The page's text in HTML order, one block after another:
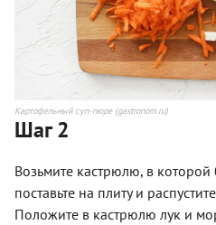
Картофельный суп-пюре (gastronom.ru)
Шаг 2
Возьмите кастрюлю, в которой
поставьте на плиту и
Положите в кастрюлю лук и